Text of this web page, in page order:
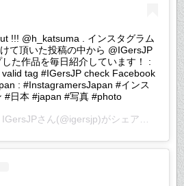
!!! @h_katsuma . インスタグラム
て頂いた投稿の中から @IGersJP
た作品を毎日紹介しています！ :
tag #IGersJP check Facebook
: #InstagramersJapan #インス
#日本 #japan #写真 #photo
さん(@igersjp)がシェアした投稿 –